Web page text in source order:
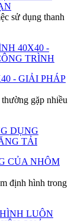
sử dụng thanh
- GIẢI PHÁP
gặp nhiều
CỦA NHÔM
định hình trong